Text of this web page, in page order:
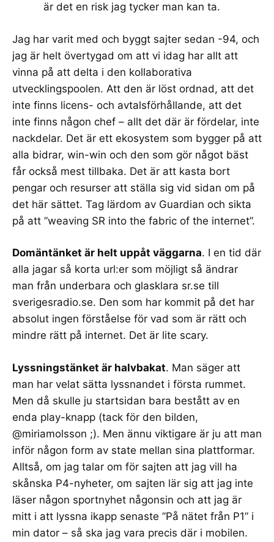
är det en risk jag tycker man kan ta.
Jag har varit med och byggt sajter sedan -94, och
jag är helt övertygad om att vi idag har allt att
vinna på att delta i den kollaborativa
utvecklingspoolen. Att den är löst ordnad, att det
inte finns licens- och avtalsförhållande, att det
inte finns någon chef – allt det där är fördelar, inte
nackdelar. Det är ett ekosystem som bygger på att
alla bidrar, win-win och den som gör något bäst
får också mest tillbaka. Det är att kasta bort
pengar och resurser att ställa sig vid sidan om på
det här sättet. Tag lärdom av Guardian och sikta
på att ”weaving SR into the fabric of the internet”.
Domäntänket är helt uppåt väggarna. I en tid där
alla jagar så korta url:er som möjligt så ändrar
man från underbara och glasklara sr.se till
sverigesradio.se. Den som har kommit på det har
absolut ingen förståelse för vad som är rätt och
mindre rätt på internet. Det är lite scary.
Lyssningstänket är halvbakat. Man säger att
man har velat sätta lyssnandet i första rummet.
Men då skulle ju startsidan bara bestått av en
enda play-knapp (tack för den bilden,
@miriamolsson ;). Men ännu viktigare är ju att man
inför någon form av state mellan sina plattformar.
Alltså, om jag talar om för sajten att jag vill ha
skånska P4-nyheter, om sajten lär sig att jag inte
läser någon sportnyhet någonsin och att jag är
mitt i att lyssna ikapp senaste ”På nätet från P1” i
min dator – så ska jag vara precis där i mobilen.